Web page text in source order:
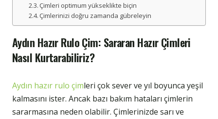
Çimleri optimum yükseklikte biçin
Çimlerinizi doğru zamanda gübreleyin
Aydın Hazır Rulo Çim: Sararan Hazır Çimleri
Nasıl Kurtarabiliriz?
Aydın hazır rulo çimleri çok sever ve yıl boyunca yeşil
kalmasını ister. Ancak bazı bakım hataları çimlerin
sararmasına neden olabilir. Çimlerinizde sarı ve